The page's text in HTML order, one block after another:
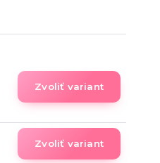
Zvoliť variant
Zvoliť variant